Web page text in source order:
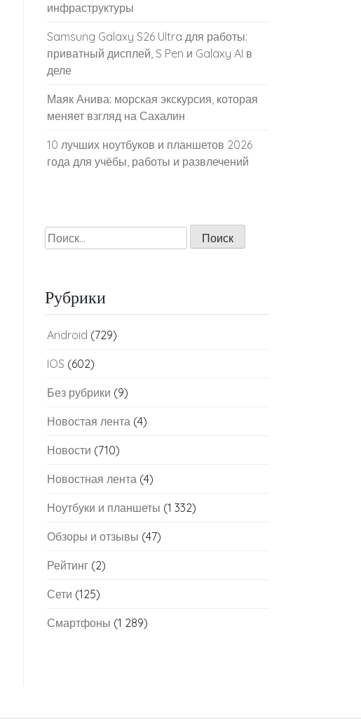
инфраструктуры
Samsung Galaxy S26 Ultra для работы:
приватный дисплей, S Pen и Galaxy AI в
деле
Маяк Анива: морская экскурсия, которая
меняет взгляд на Сахалин
10 лучших ноутбуков и планшетов 2026
года для учёбы, работы и развлечений
Найти:
Рубрики
Android (729)
IOS (602)
Без рубрики (9)
Новостая лента (4)
Новости (710)
Новостная лента (4)
Ноутбуки и планшеты (1 332)
Обзоры и отзывы (47)
Рейтинг (2)
Сети (125)
Смартфоны (1 289)